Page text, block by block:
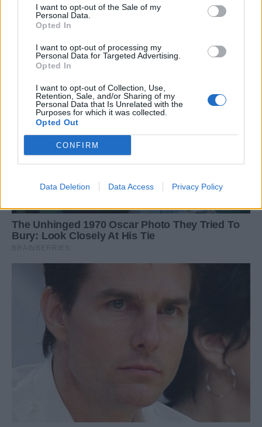
I want to opt-out of the Sale of my
Personal Data.
Opted In
I want to opt-out of processing my
Personal Data for Targeted Advertising.
Opted In
I want to opt-out of Collection, Use,
Retention, Sale, and/or Sharing of my
Personal Data that Is Unrelated with the
Purposes for which it was collected.
Opted Out
CONFIRM
Data Deletion Data Access Privacy Policy